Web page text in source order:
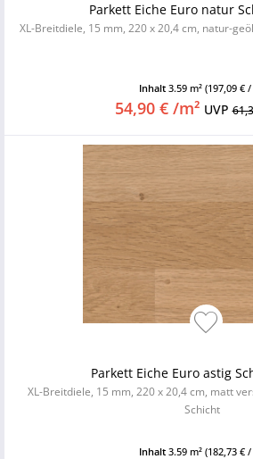
Parkett Eiche Euro natur
XL-Breitdiele, 15 mm, 220 x 20,4 cm, natur-
Inhalt 3.59 m² (197,09 € /
54,90 € /m² UVP
Parkett Eiche Euro astig
XL-Breitdiele, 15 mm, 220 x 20,4 cm, matt
Schicht
Inhalt 3.59 m² (182,73 € /